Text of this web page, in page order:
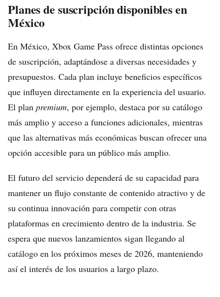
Planes de suscripción disponibles en
México
En México, Xbox Game Pass ofrece distintas opciones
de suscripción, adaptándose a diversas necesidades y
presupuestos. Cada plan incluye beneficios específicos
que influyen directamente en la experiencia del usuario.
El plan premium, por ejemplo, destaca por su catálogo
más amplio y acceso a funciones adicionales, mientras
que las alternativas más económicas buscan ofrecer una
opción accesible para un público más amplio.
El futuro del servicio dependerá de su capacidad para
mantener un flujo constante de contenido atractivo y de
su continua innovación para competir con otras
plataformas en crecimiento dentro de la industria. Se
espera que nuevos lanzamientos sigan llegando al
catálogo en los próximos meses de 2026, manteniendo
así el interés de los usuarios a largo plazo.